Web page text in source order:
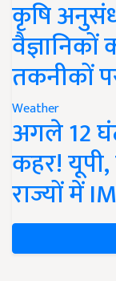
कृषि
तकनीकों
Weather
अगले 12
कहर! यूपी,
राज्यों में